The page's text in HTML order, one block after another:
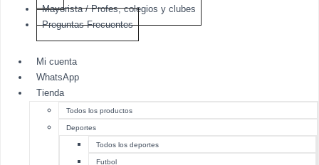
Mayorista / Profes, colegios y clubes
Preguntas Frecuentes
Mi cuenta
WhatsApp
Tienda
Todos los productos
Deportes
Todos los deportes
Futbol